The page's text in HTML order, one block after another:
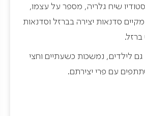
שיח גלריה, מספר על עצמו,
סדנאות יצירה בברזל וסדנאות
ברזל.
לילדים, נמשכות כשעתיים וחצי
עם פרי יצירתם.